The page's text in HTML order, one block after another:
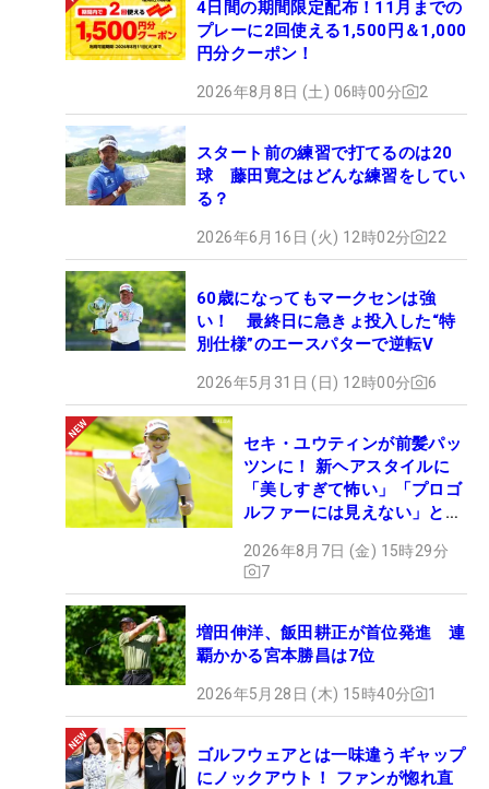
4日間の期間限定配布！11月までの
プレーに2回使える1,500円＆1,000
円分クーポン！
2026年8月8日 (土) 06時00分 2
スタート前の練習で打てるのは20
球 藤田寛之はどんな練習をしてい
る？
2026年6月16日 (火) 12時02分 22
60歳になってもマークセンは強
い！ 最終日に急きょ投入した“特
別仕様”のエースパターで逆転V
2026年5月31日 (日) 12時00分 6
セキ・ユウティンが前髪パッ
ツンに！ 新ヘアスタイルに
「美しすぎて怖い」「プロゴ
ルファーには見えない」とコ
2026年8月7日 (金) 15時29分
7
増田伸洋、飯田耕正が首位発進 連
覇かかる宮本勝昌は7位
2026年5月28日 (木) 15時40分 1
ゴルフウェアとは一味違うギャップ
にノックアウト！ ファンが惚れ直